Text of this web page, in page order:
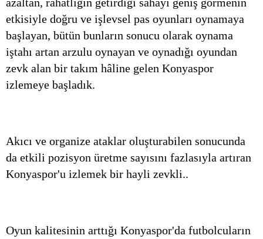
etkisiyle doğru ve işlevsel pas oyunları oynamaya
başlayan, bütün bunların sonucu olarak oynama
iştahı artan arzulu oynayan ve oynadığı oyundan
zevk alan bir takım hâline gelen Konyaspor
izlemeye başladık.
Akıcı ve organize ataklar oluşturabilen sonucunda
da etkili pozisyon üretme sayısını fazlasıyla artıran
Konyaspor'u izlemek bir hayli zevkli..
Oyun kalitesinin arttığı Konyaspor'da futbolcuların